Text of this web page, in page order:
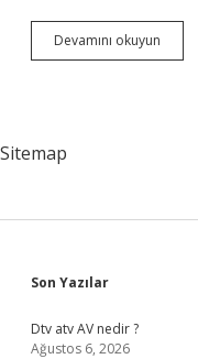
Devamını okuyun
Nasıl
Sitemap
Sidebar
Son Yazılar
Dtv atv AV nedir ?
Ağustos 6, 2026